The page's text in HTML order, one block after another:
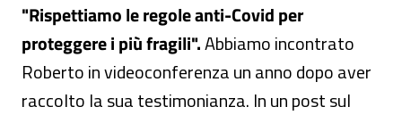
"Rispettiamo le regole anti-Covid per
proteggere i più fragili".Abbiamo incontrato
Roberto in videoconferenza un anno dopo aver
raccolto la sua testimonianza. In un post sul